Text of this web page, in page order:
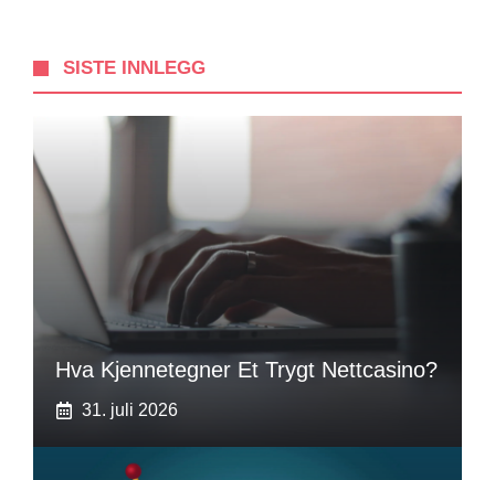
SISTE INNLEGG
Hva Kjennetegner Et Trygt Nettcasino?
31. juli 2026